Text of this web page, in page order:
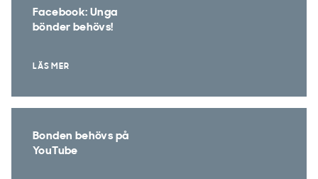
Facebook: Unga
bönder behövs!
LÄS MER
Bonden behövs på
YouTube